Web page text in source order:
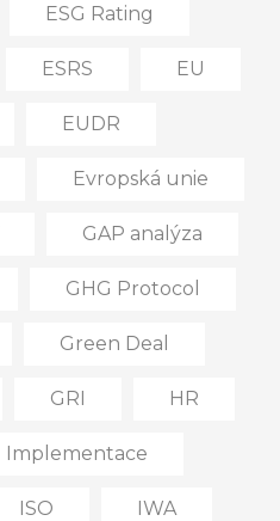
ESG Rating
ESRS EU
EUDR
Evropská unie
GAP analýza
GHG Protocol
Green Deal
GRI HR
Implementace
ISO IWA